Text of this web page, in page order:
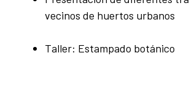
vecinos de huertos urbanos
Taller: Estampado botánico